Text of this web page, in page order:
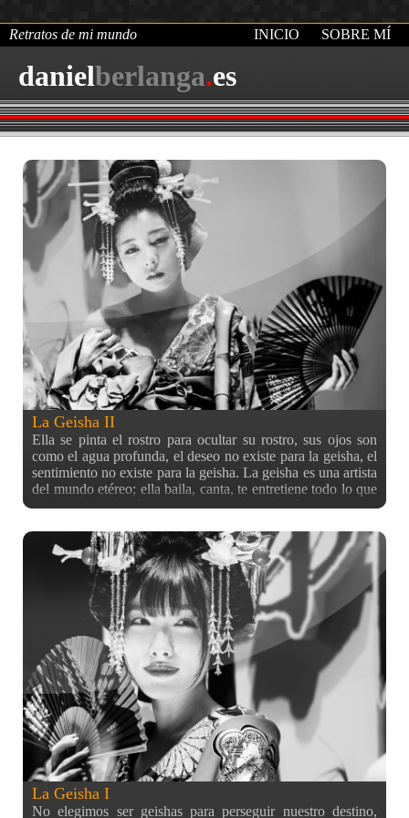
danielberlanga.es
Retratos de mi mundo INICIO SOBRE MÍ
La Geisha II
Ella se pinta el rostro para ocultar su rostro, sus ojos son
como el agua profunda, el deseo no existe para la geisha, el
sentimiento no existe para la geisha. La geisha es una artista
del mundo etéreo; ella baila, canta, te entretiene todo lo que
quieras. Lo demás son sombras, los demás es secreto.
compañía de @danjuro en el Comiket, a lo que vi en el
Comiket y al comentario de @flapy, aclarar que las chicas
de las fotos iban caracterizadas de oiran, y no de geishas. Es
decir, las prostitutas del antiguo Edo como se puede
observar por el kimono abierto, sus colores y por tenerlo
hacia afuera. Además, gracias a un apunte de @japangaijin
me he enterado que la chica de la izquierda (es decir, la de
la otra entrada), es Konno Anna (今野杏南), una idol
japonesa principalmente conocida por sus apariciones como
modelo profesional de revistas de gravure *guiño* *guiño*
La Geisha I
No elegimos ser geishas para perseguir nuestro destino,